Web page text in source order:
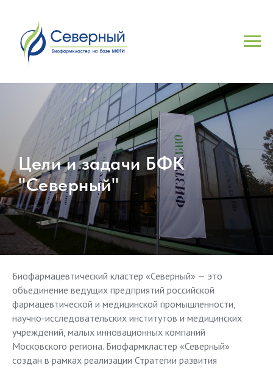
Цели и задачи БФК
"Северный"
Биофармацевтический кластер «Северный» — это
объединение ведущих предприятий российской
фармацевтической и медицинской промышленности,
научно-исследовательских институтов и медицинских
учреждений, малых инновационных компаний
Московского региона. Биофармкластер «Северный»
создан в рамках реализации Стратегии развития